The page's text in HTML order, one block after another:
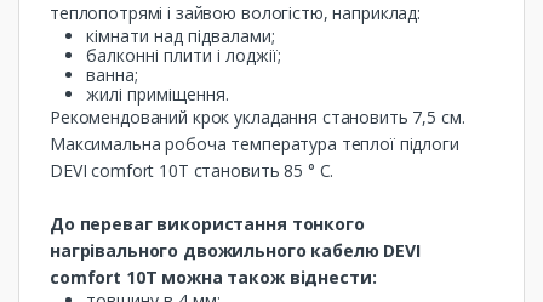
теплопотрямі і зайвою вологістю, наприклад:
кімнати над підвалами;
балконні плити і лоджії;
ванна;
жилі приміщення.
Рекомендований крок укладання становить 7,5 см.
Максимальна робоча температура теплої підлоги
DEVI comfort 10T становить 85 ° С.
До переваг використання тонкого
нагрівального двожильного кабелю DEVI
comfort 10T можна також віднести: